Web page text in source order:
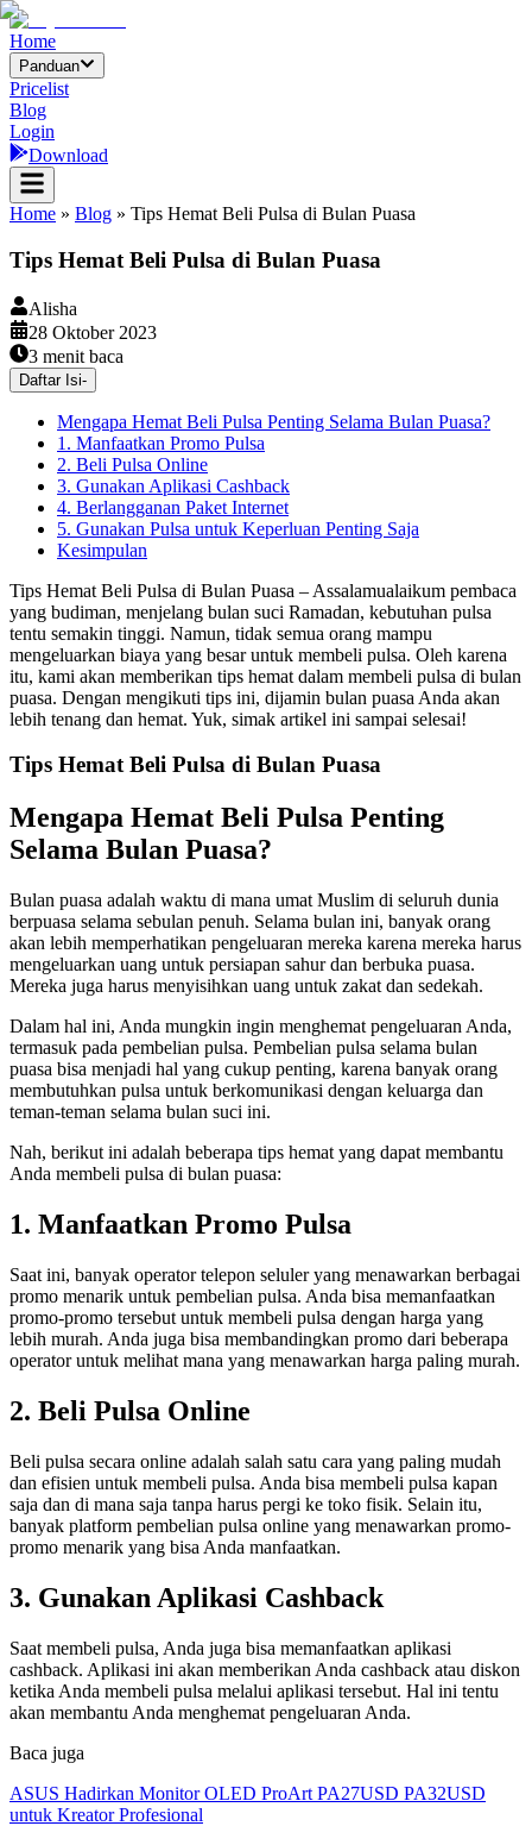
Home
Panduan
Pricelist
Blog
Login
Download
Home » Blog » Tips Hemat Beli Pulsa di Bulan Puasa
Tips Hemat Beli Pulsa di Bulan Puasa
Alisha
28 Oktober 2023
3 menit baca
Daftar Isi-
Mengapa Hemat Beli Pulsa Penting Selama Bulan Puasa?
1. Manfaatkan Promo Pulsa
2. Beli Pulsa Online
3. Gunakan Aplikasi Cashback
4. Berlangganan Paket Internet
5. Gunakan Pulsa untuk Keperluan Penting Saja
Kesimpulan
Tips Hemat Beli Pulsa di Bulan Puasa – Assalamualaikum pembaca
yang budiman, menjelang bulan suci Ramadan, kebutuhan pulsa
tentu semakin tinggi. Namun, tidak semua orang mampu
mengeluarkan biaya yang besar untuk membeli pulsa. Oleh karena
itu, kami akan memberikan tips hemat dalam membeli pulsa di bulan
puasa. Dengan mengikuti tips ini, dijamin bulan puasa Anda akan
lebih tenang dan hemat. Yuk, simak artikel ini sampai selesai!
Tips Hemat Beli Pulsa di Bulan Puasa
Mengapa Hemat Beli Pulsa Penting
Selama Bulan Puasa?
Bulan puasa adalah waktu di mana umat Muslim di seluruh dunia
berpuasa selama sebulan penuh. Selama bulan ini, banyak orang
akan lebih memperhatikan pengeluaran mereka karena mereka harus
mengeluarkan uang untuk persiapan sahur dan berbuka puasa.
Mereka juga harus menyisihkan uang untuk zakat dan sedekah.
Dalam hal ini, Anda mungkin ingin menghemat pengeluaran Anda,
termasuk pada pembelian pulsa. Pembelian pulsa selama bulan
puasa bisa menjadi hal yang cukup penting, karena banyak orang
membutuhkan pulsa untuk berkomunikasi dengan keluarga dan
teman-teman selama bulan suci ini.
Nah, berikut ini adalah beberapa tips hemat yang dapat membantu
Anda membeli pulsa di bulan puasa:
1. Manfaatkan Promo Pulsa
Saat ini, banyak operator telepon seluler yang menawarkan berbagai
promo menarik untuk pembelian pulsa. Anda bisa memanfaatkan
promo-promo tersebut untuk membeli pulsa dengan harga yang
lebih murah. Anda juga bisa membandingkan promo dari beberapa
operator untuk melihat mana yang menawarkan harga paling murah.
2. Beli Pulsa Online
Beli pulsa secara online adalah salah satu cara yang paling mudah
dan efisien untuk membeli pulsa. Anda bisa membeli pulsa kapan
saja dan di mana saja tanpa harus pergi ke toko fisik. Selain itu,
banyak platform pembelian pulsa online yang menawarkan promo-
promo menarik yang bisa Anda manfaatkan.
3. Gunakan Aplikasi Cashback
Saat membeli pulsa, Anda juga bisa memanfaatkan aplikasi
cashback. Aplikasi ini akan memberikan Anda cashback atau diskon
ketika Anda membeli pulsa melalui aplikasi tersebut. Hal ini tentu
akan membantu Anda menghemat pengeluaran Anda.
Baca juga
ASUS Hadirkan Monitor OLED ProArt PA27USD PA32USD
untuk Kreator Profesional